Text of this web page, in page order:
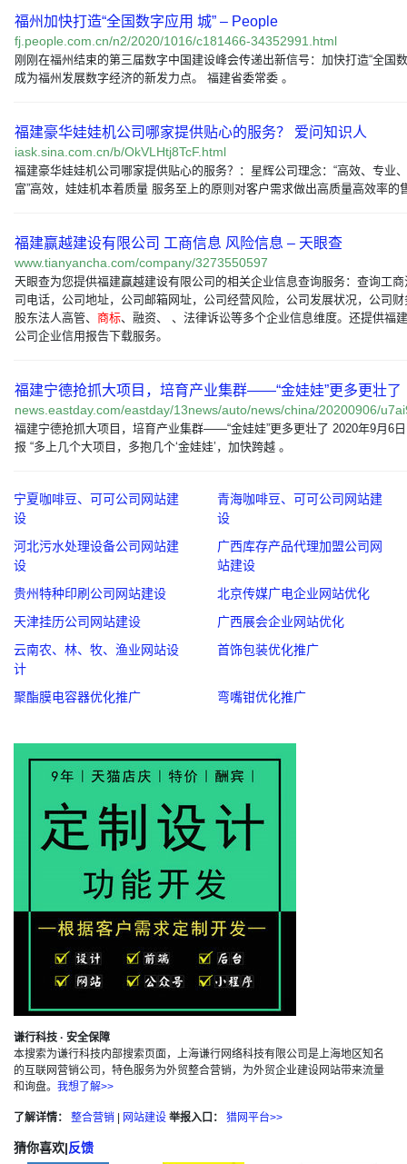
福州加快打造“全国数字应用 城” – People
fj.people.com.cn/n2/2020/1016/c181466-34352991.html
刚刚在福州结束的第三届数字中国建设峰会传递出新信号：加快打造“全国
成为福州发展数字经济的新发力点。 福建省委常委 。
福建豪华娃娃机公司哪家提供贴心的服务？ 爱问知识人
iask.sina.com.cn/b/OkVLHtj8TcF.html
福建豪华娃娃机公司哪家提供贴心的服务？：星辉公司理念：“高效、专业
富”高效，娃娃机本着质量 服务至上的原则对客户需求做出高质量高效率的
福建赢越建设有限公司 工商信息 风险信息 – 天眼查
www.tianyancha.com/company/3273550597
天眼查为您提供福建赢越建设有限公司的相关企业信息查询服务：查询工
司电话，公司地址，公司邮箱网址，公司经营风险，公司发展状况，公司
股东法人高管、 商标、融资、 、法律诉讼等多个企业信息维度。还提供福
公司企业信用报告下载服务。
福建宁德抢抓大项目，培育产业集群——“金娃娃”更多更壮了
news.eastday.com/eastday/13news/auto/news/china/20200906/
福建宁德抢抓大项目，培育产业集群——“金娃娃”更多更壮了 2020年9月6
报 “多上几个大项目，多抱几个‘金娃娃’，加快跨越 。
宁夏咖啡豆、可可公司网站建
设
青海咖啡豆、可可公司网站建
设
河北污水处理设备公司网站建
设
广西库存产品代理加盟公司网
站建设
贵州特种印刷公司网站建设
北京传媒广电企业网站优化
天津挂历公司网站建设
广西展会企业网站优化
云南农、林、牧、渔业网站设
计
首饰包装优化推广
聚酯膜电容器优化推广 弯嘴钳优化推广
谦行科技 · 安全保障
本搜索为谦行科技内部搜索页面，上海谦行网络科技有限公司是上海地区知名
的互联网营销公司，特色服务为外贸整合营销，为外贸企业建设网站带来流量
和询盘。 我想了解>>
了解详情： 整合营销 网站建设 举报入口： 猎网平台>>
猜你喜欢|反馈